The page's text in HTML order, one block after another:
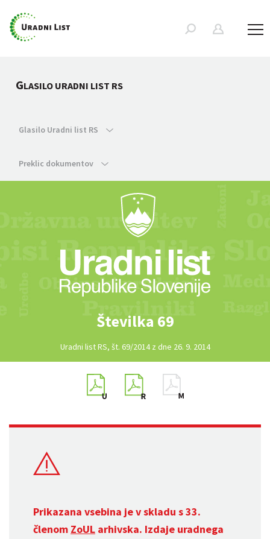
GLASILO URADNI LIST RS
Glasilo Uradni list RS
Preklic dokumentov
Številka 69
Uradni list RS, št. 69/2014 z dne 26. 9. 2014
Prikazana vsebina je v skladu s 33.
členom ZoUL arhivska. Izdaje uradnega